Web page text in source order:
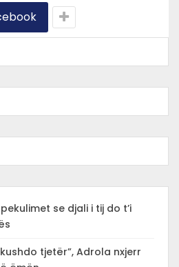
se djali i tij do t’i
tjetër”, Adrola nxjerr